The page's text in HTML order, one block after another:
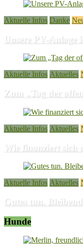
Hoffnung
Tiere
Aktuelle Infos Danke
Unsere PV-
Aktuelle Infos Aktuelles
Zum „Tag der
Aktuelle Infos Aktuelles
Wie finanziert sich
Aktuelle Infos Aktuelles
Gutes tun.
Hunde